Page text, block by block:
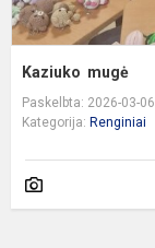
Kaziuko mugė
Paskelbta: 2026-03-06
Kategorija: Renginiai